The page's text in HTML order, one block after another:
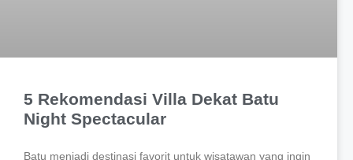
5 Rekomendasi Villa Dekat Batu
Night Spectacular
Batu menjadi destinasi favorit untuk wisatawan yang ingin